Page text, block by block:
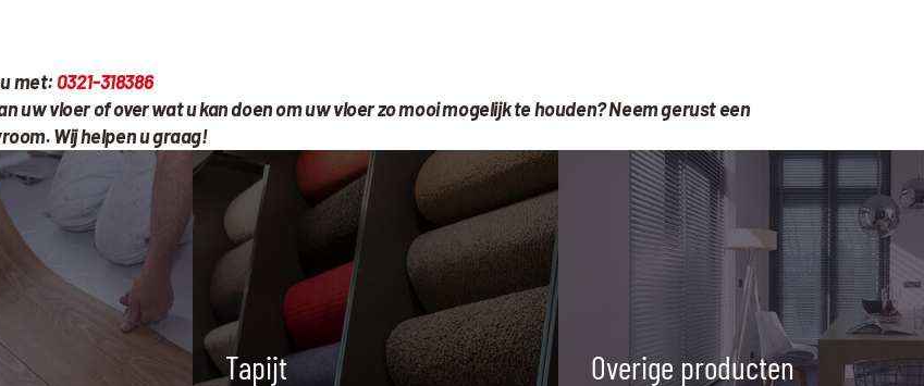
met: 0321-318386
uw vloer of over wat u kan doen om uw vloer zo mooi mogelijk te houden? Neem gerust een
Wij helpen u graag!
Tapijt Overige producten